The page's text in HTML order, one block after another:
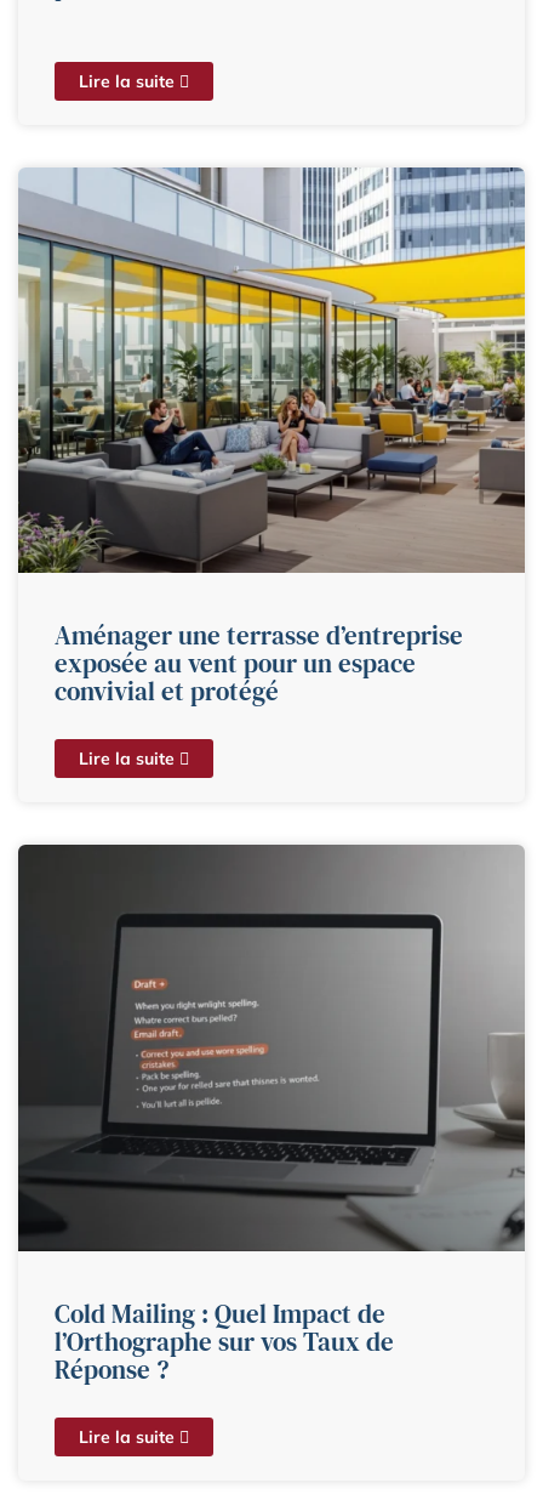
Lire la suite
Aménager une terrasse d’entreprise
exposée au vent pour un espace
convivial et protégé
Lire la suite
Cold Mailing : Quel Impact de
l’Orthographe sur vos Taux de
Réponse ?
Lire la suite